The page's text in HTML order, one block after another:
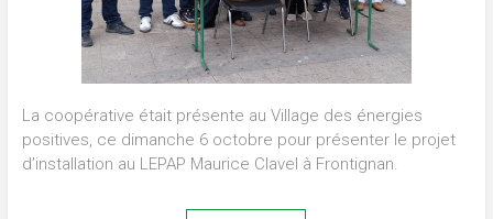
La coopérative était présente au Village des énergies
positives, ce dimanche 6 octobre pour présenter le projet
d’installation au LEPAP Maurice Clavel à Frontignan.